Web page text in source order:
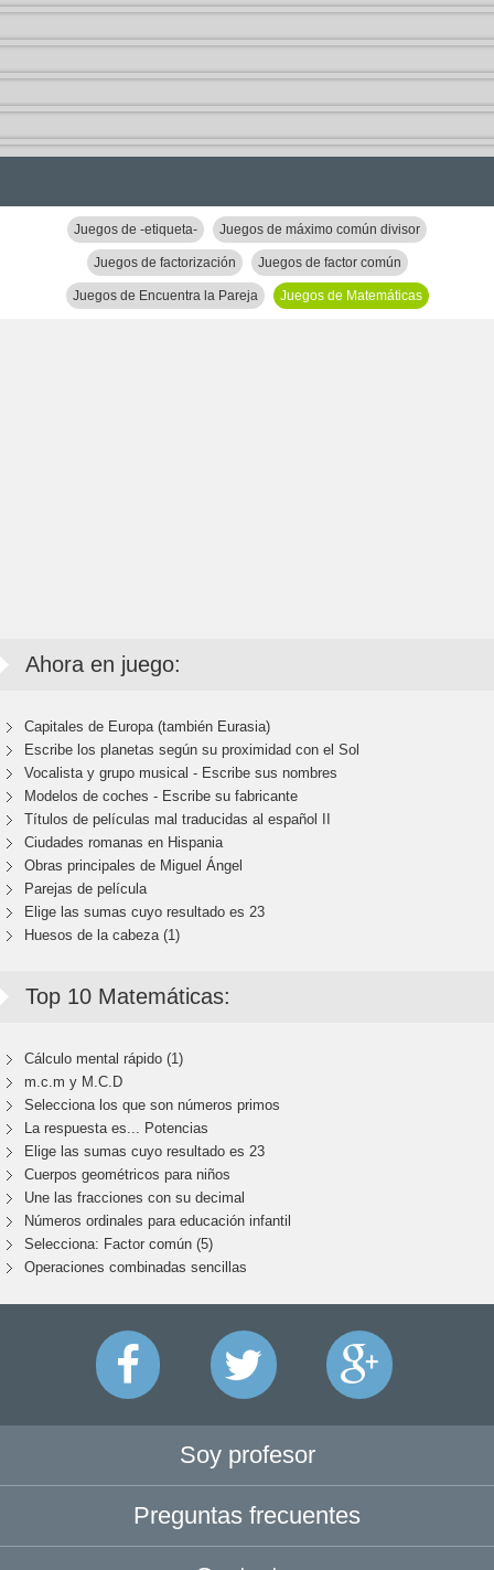
Juegos de -etiqueta- Juegos de máximo común divisor
Juegos de factorización Juegos de factor común
Juegos de Encuentra la Pareja Juegos de Matemáticas
Ahora en juego:
Capitales de Europa (también Eurasia)
Escribe los planetas según su proximidad con el Sol
Vocalista y grupo musical - Escribe sus nombres
Modelos de coches - Escribe su fabricante
Títulos de películas mal traducidas al español II
Ciudades romanas en Hispania
Obras principales de Miguel Ángel
Parejas de película
Elige las sumas cuyo resultado es 23
Huesos de la cabeza (1)
Top 10 Matemáticas:
Cálculo mental rápido (1)
m.c.m y M.C.D
Selecciona los que son números primos
La respuesta es... Potencias
Elige las sumas cuyo resultado es 23
Cuerpos geométricos para niños
Une las fracciones con su decimal
Números ordinales para educación infantil
Selecciona: Factor común (5)
Operaciones combinadas sencillas
Soy profesor
Preguntas frecuentes